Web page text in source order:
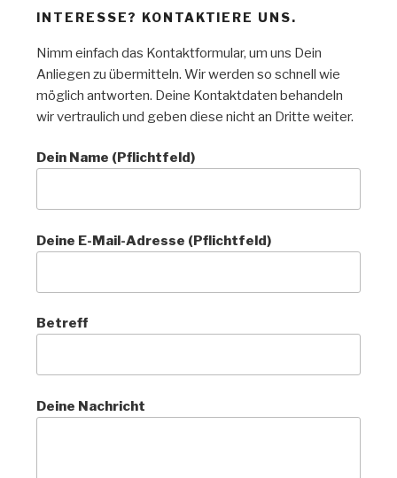
INTERESSE? KONTAKTIERE UNS.
Nimm einfach das Kontaktformular, um uns Dein
Anliegen zu übermitteln. Wir werden so schnell wie
möglich antworten. Deine Kontaktdaten behandeln
wir vertraulich und geben diese nicht an Dritte weiter.
Dein Name (Pflichtfeld)
Deine E-Mail-Adresse (Pflichtfeld)
Betreff
Deine Nachricht